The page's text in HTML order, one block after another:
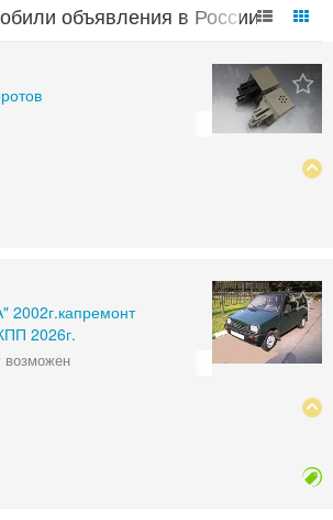
объявления в России
2002г.капремонт
2026г.
возможен